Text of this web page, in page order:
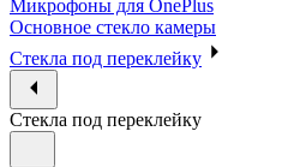
Микрофоны для OnePlus
Основное стекло камеры
Стекла под переклейку
Стекла под переклейку